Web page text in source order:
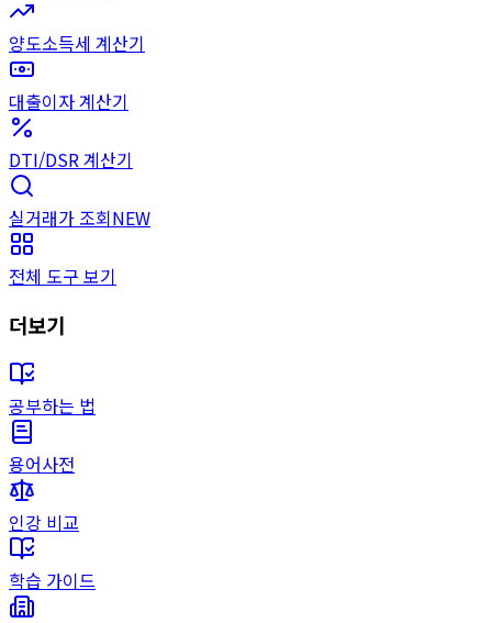
양도소득세 계산기
대출이자 계산기
DTI/DSR 계산기
실거래가 조회NEW
전체 도구 보기
더보기
공부하는 법
용어사전
인강 비교
학습 가이드